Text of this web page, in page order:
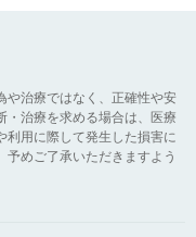
や治療ではなく、正確性や安
・治療を求める場合は、医療
利用に際して発生した損害に
めご了承いただきますよう